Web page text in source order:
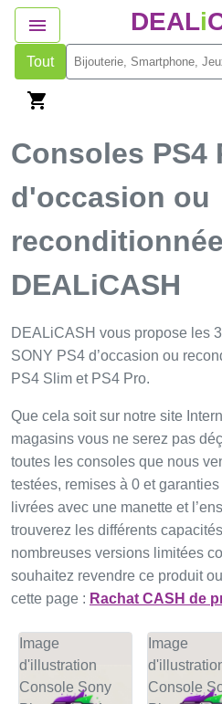
DEALi
Tout
Consoles PS4
d'occasion ou
DEALiCASH
DEALiCASH vous propose les
SONY PS4 d’occasion ou
PS4 Slim et PS4 Pro.
Que cela soit sur notre site
magasins vous ne serez pas
toutes les consoles que nous
testées, remises à 0 et
livrées avec une manette et
trouverez les différents
nombreuses versions limitées
souhaitez revendre ce produit
cette page : Rachat CASH de